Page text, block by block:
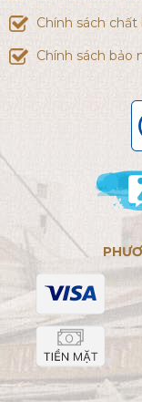
Chính sách chất
Chính sách bảo